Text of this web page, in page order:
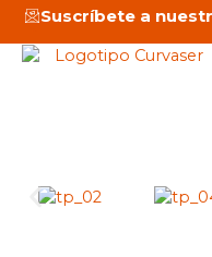
contenido
Suscríbete a